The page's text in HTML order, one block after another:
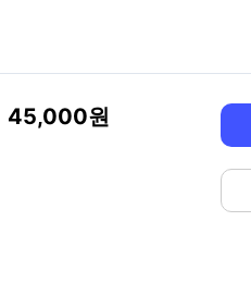
45,000